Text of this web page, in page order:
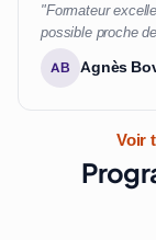
"Formateur
possible proche
AB Agnès
Voir